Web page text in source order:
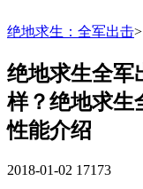
绝地求生：全军出击>
绝地求生全军
样？绝地求生
性能介绍
2018-01-02 17173